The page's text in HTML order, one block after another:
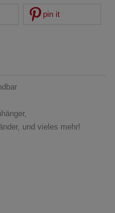
pin it
und vieles mehr!